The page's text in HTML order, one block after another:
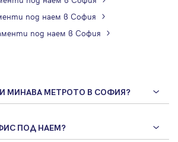
под наем в София
под наем в София
МИНАВА МЕТРОТО В СОФИЯ?
ПОД НАЕМ?